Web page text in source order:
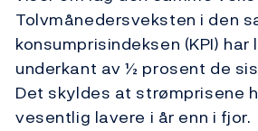
Tolvmånedersveksten i den
konsumprisindeksen (KPI) har
underkant av ½ prosent de
Det skyldes at strømprisene
vesentlig lavere i år enn i fjor.